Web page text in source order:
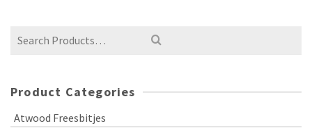
Product Categories
Atwood Freesbitjes